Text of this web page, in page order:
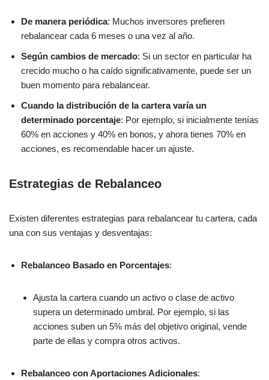
De manera periódica: Muchos inversores prefieren
rebalancear cada 6 meses o una vez al año.
Según cambios de mercado: Si un sector en particular ha
crecido mucho o ha caído significativamente, puede ser un
buen momento para rebalancear.
Cuando la distribución de la cartera varía un
determinado porcentaje: Por ejemplo, si inicialmente tenías
60% en acciones y 40% en bonos, y ahora tienes 70% en
acciones, es recomendable hacer un ajuste.
Estrategias de Rebalanceo
Existen diferentes estrategias para rebalancear tu cartera, cada
una con sus ventajas y desventajas:
Rebalanceo Basado en Porcentajes:
Ajusta la cartera cuando un activo o clase de activo
supera un determinado umbral. Por ejemplo, si las
acciones suben un 5% más del objetivo original, vende
parte de ellas y compra otros activos.
Rebalanceo con Aportaciones Adicionales: